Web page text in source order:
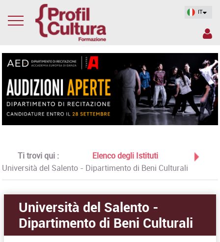
IT
Ti trovi qui :
Elenco degli Istituti
Università del Salento - Dipartimento di Beni Culturali
Università del Salento -
Dipartimento di Beni Culturali